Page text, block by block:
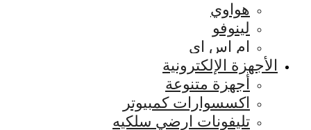
هواوي
لينوفو
ام اس اي
الأجهزة الإلكترونية
أجهزة متنوعة
اكسسوارات كمبيوتر
تليفونات ارضي سلكيه